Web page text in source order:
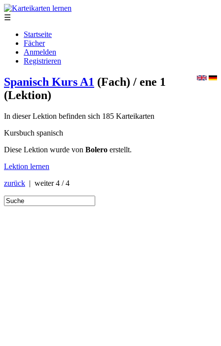
☰
Startseite
Fächer
Anmelden
Registrieren
Spanisch Kurs A1 (Fach) / ene 1
(Lektion)
In dieser Lektion befinden sich 185 Karteikarten
Kursbuch spanisch
Diese Lektion wurde von Bolero erstellt.
Lektion lernen
zurück | weiter4 / 4